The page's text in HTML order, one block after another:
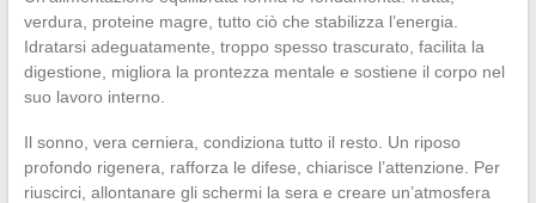
verdura, proteine magre, tutto ciò che stabilizza l’energia.
Idratarsi adeguatamente, troppo spesso trascurato, facilita la
digestione, migliora la prontezza mentale e sostiene il corpo nel
suo lavoro interno.
Il sonno, vera cerniera, condiziona tutto il resto. Un riposo
profondo rigenera, rafforza le difese, chiarisce l’attenzione. Per
riuscirci, allontanare gli schermi la sera e creare un’atmosfera